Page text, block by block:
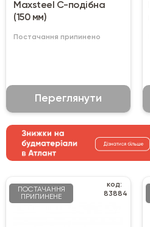
Maxsteel С-подібна
(150 мм)
Постачання припинено
Переглянути
ПОСТАЧАННЯ
ПРИПИНЕНЕ
код:
83884